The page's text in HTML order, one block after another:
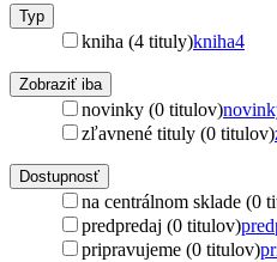
Typ
kniha (4 tituly)kniha4
Zobraziť iba
novinky (0 titulov)
zľavnené tituly (0 titulov)
Dostupnosť
na centrálnom sklade (0
predpredaj (0 titulov)
pripravujeme (0 titulov)